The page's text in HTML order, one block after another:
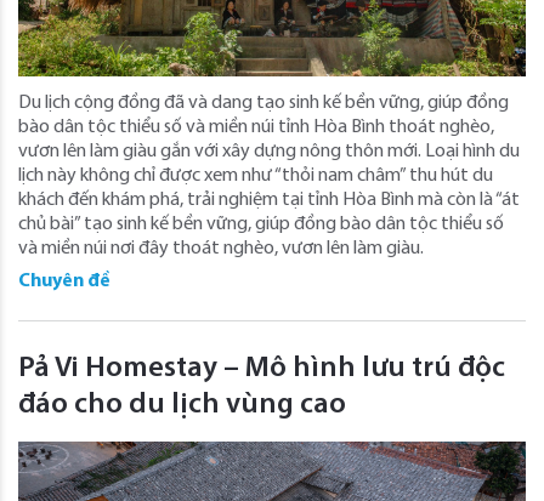
Du lịch cộng đồng đã và dang tạo sinh kế bền vững, giúp đồng
bào dân tộc thiểu số và miền núi tỉnh Hòa Bình thoát nghèo,
vươn lên làm giàu gắn với xây dựng nông thôn mới. Loại hình du
lịch này không chỉ được xem như “thỏi nam châm” thu hút du
khách đến khám phá, trải nghiệm tại tỉnh Hòa Bình mà còn là “át
chủ bài” tạo sinh kế bền vững, giúp đồng bào dân tộc thiểu số
và miền núi nơi đây thoát nghèo, vươn lên làm giàu.
Chuyên đề
Pả Vi Homestay – Mô hình lưu trú độc
đáo cho du lịch vùng cao